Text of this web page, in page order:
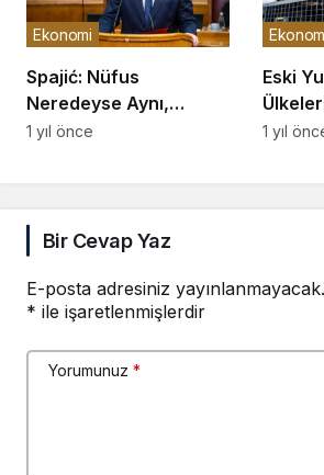
Spajić: Nüfus
Neredeyse Aynı,
Çalışan Sayısı 89 Bin
Ekonomi
1 yıl önce
Eski
1 yıl
Bir Cevap Yaz
E-posta adresiniz yayınlanmayacak.
* ile işaretlenmişlerdir
Yorumunuz *